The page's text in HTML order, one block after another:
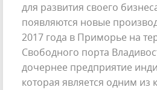
для развития своего
появляются новые
2017 года в Приморье на
Свободного порта
дочернее предприятие
которая является одним из